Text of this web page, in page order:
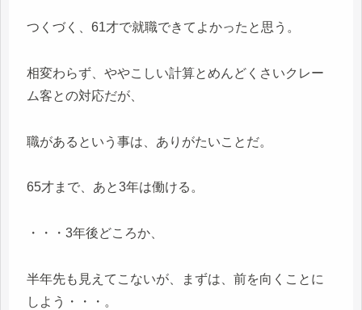
つくづく、61才で就職できてよかったと思う。
相変わらず、ややこしい計算とめんどくさいクレー
ム客との対応だが、
職があるという事は、ありがたいことだ。
65才まで、あと3年は働ける。
・・・3年後どころか、
半年先も見えてこないが、まずは、前を向くことに
しよう・・・。